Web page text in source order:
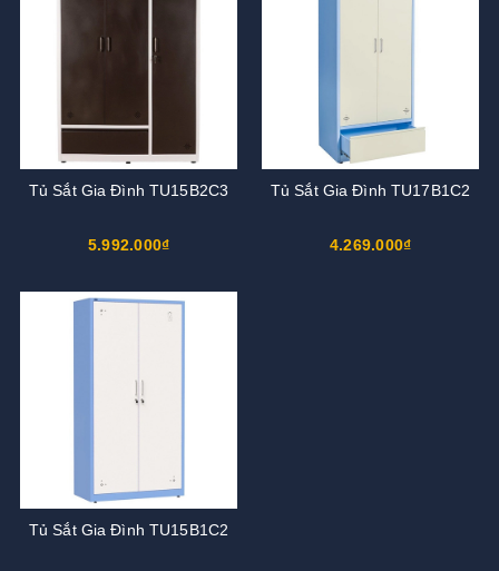
Tủ Sắt Gia Đình TU15B2C3
5.992.000₫
Tủ Sắt Gia Đình TU17B1C2
4.269.000₫
Tủ Sắt Gia Đình TU15B1C2